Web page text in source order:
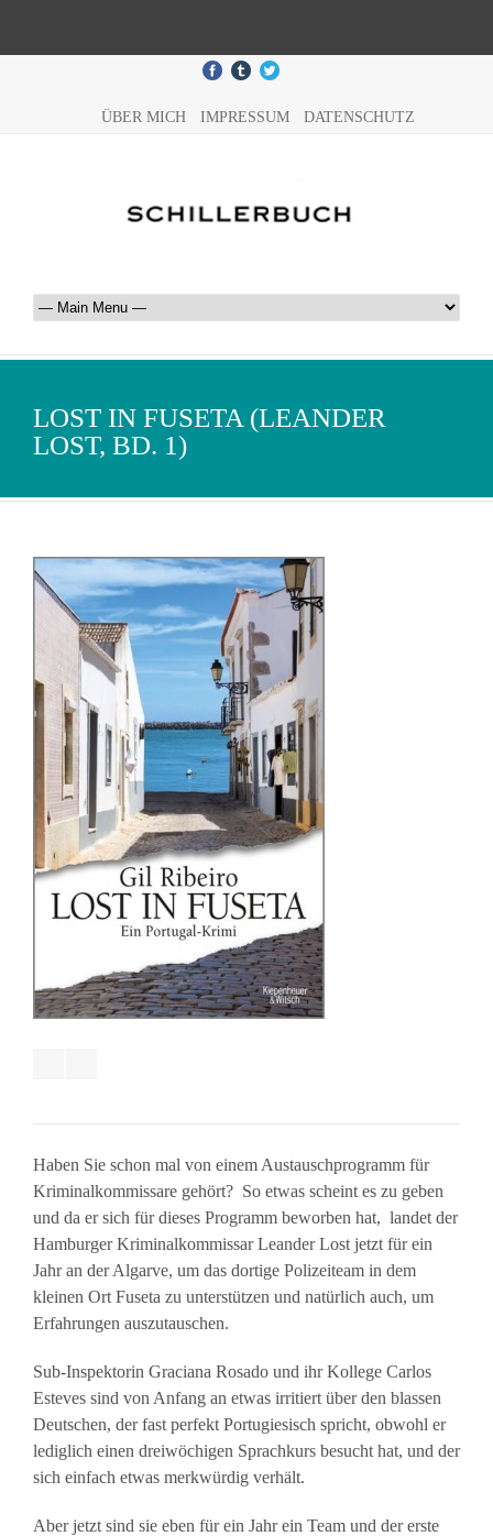
ÜBER MICH IMPRESSUM DATENSCHUTZ
LOST IN FUSETA (LEANDER
LOST, BD. 1)
Haben Sie schon mal von einem Austauschprogramm für
Kriminalkommissare gehört? So etwas scheint es zu geben
und da er sich für dieses Programm beworben hat, landet der
Hamburger Kriminalkommissar Leander Lost jetzt für ein
Jahr an der Algarve, um das dortige Polizeiteam in dem
kleinen Ort Fuseta zu unterstützen und natürlich auch, um
Erfahrungen auszutauschen.
Sub-Inspektorin Graciana Rosado und ihr Kollege Carlos
Esteves sind von Anfang an etwas irritiert über den blassen
Deutschen, der fast perfekt Portugiesisch spricht, obwohl er
lediglich einen dreiwöchigen Sprachkurs besucht hat, und der
sich einfach etwas merkwürdig verhält.
Aber jetzt sind sie eben für ein Jahr ein Team und der erste